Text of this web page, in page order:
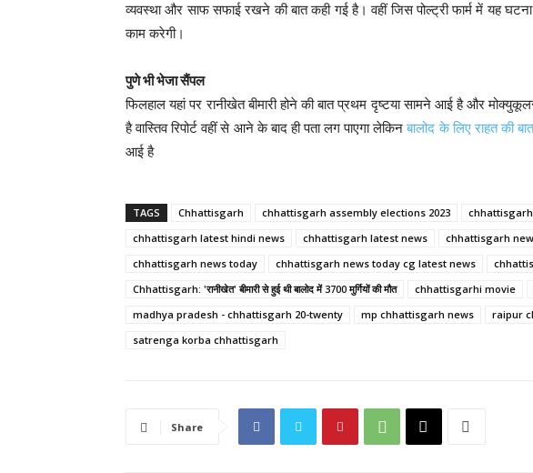
व्यवस्था और साफ सफाई रखने की बात कही गई है। वहीं जिस पोल्ट्री फार्म में यह घटना
काम करेगी।
पुणे भी भेजा सैंपल
फिलहाल यहां पर रानीखेत बीमारी होने की बात प्रथम दृष्टया सामने आई है और
है वास्तिव रिपोर्ट वहीं से आने के बाद ही पता लग पाएगा लेकिनबालोद के लिए राहत की
आई है
TAGS Chhattisgarh chhattisgarh assembly elections 2023
chhattisgarh latest hindi news
chhattisgarh latest news chhattisgarh
chhattisgarh news today
chhattisgarh news today cg latest news
Chhattisgarh: 'रानीखेत' बीमारी से हुई थी बालोद में 3700 मुर्गियों की मौत
chhattisgarhi movie
madhya pradesh - chhattisgarh 20-twenty
mp chhattisgarh news
raipur
satrenga korba chhattisgarh
Share